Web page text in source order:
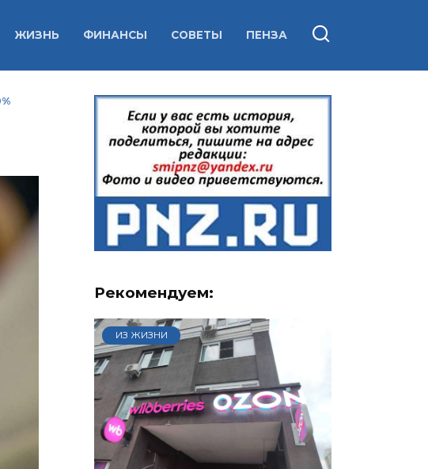
ЖИЗНЬ ФИНАНСЫ СОВЕТЫ ПЕНЗА
Рекомендуем:
ИЗ ЖИЗНИ